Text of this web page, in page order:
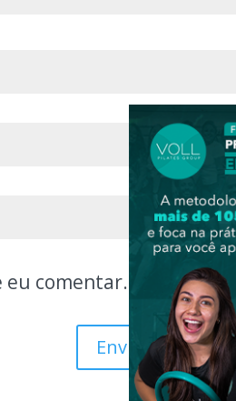
eu comentar.